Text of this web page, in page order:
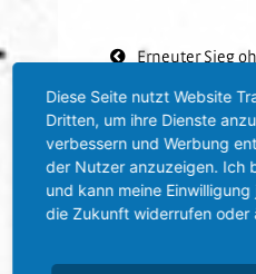
Erneuter Sieg
Spieltage 4-10
Diese Seite nutzt Website
Dritten, um ihre Dienste
verbessern und Werbung
der Nutzer anzuzeigen. Ich
und kann meine
die Zukunft widerrufen oder